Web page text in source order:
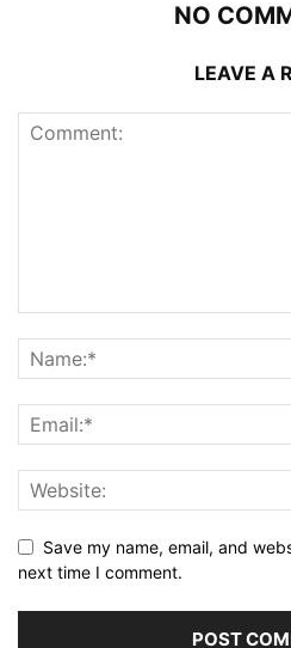
NO
LEAVE A
Save my name, email, and
next time I comment.